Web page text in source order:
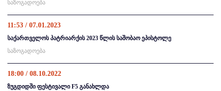
საზოგადოება
11:53 / 07.01.2023
საქართველოს პატრიარქის 2023 წლის საშობაო ეპისტოლე
საზოგადოება
18:00 / 08.10.2022
ზუგდიდში ფესტივალი F5 განახლდა